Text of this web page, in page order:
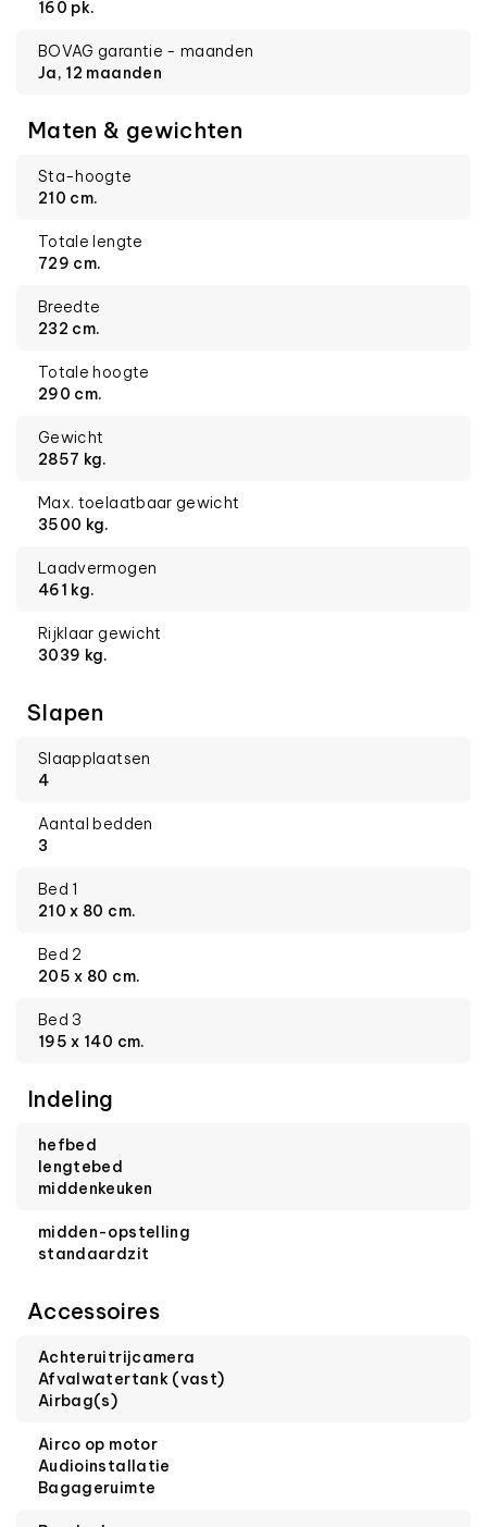
160 pk.
BOVAG garantie - maanden
Ja, 12 maanden
Maten & gewichten
Sta-hoogte
210 cm.
Totale lengte
729 cm.
Breedte
232 cm.
Totale hoogte
290 cm.
Gewicht
2857 kg.
Max. toelaatbaar gewicht
3500 kg.
Laadvermogen
461 kg.
Rijklaar gewicht
3039 kg.
Slapen
Slaapplaatsen
4
Aantal bedden
3
Bed 1
210 x 80 cm.
Bed 2
205 x 80 cm.
Bed 3
195 x 140 cm.
Indeling
hefbed
lengtebed
middenkeuken
midden-opstelling
standaardzit
Accessoires
Achteruitrijcamera
Afvalwatertank (vast)
Airbag(s)
Airco op motor
Audioinstallatie
Bagageruimte